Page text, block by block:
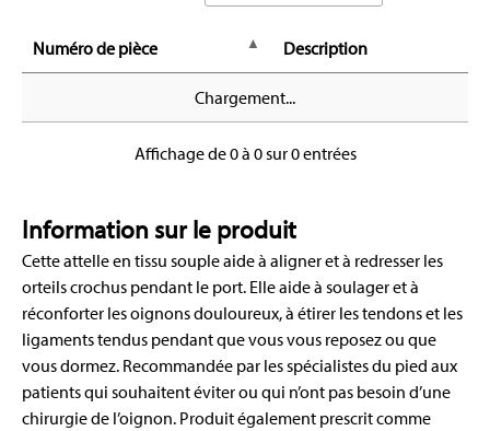
Numéro de pièce Description
Chargement...
Affichage de 0 à 0 sur 0 entrées
Information sur le produit
Cette attelle en tissu souple aide à aligner et à redresser les
orteils crochus pendant le port. Elle aide à soulager et à
réconforter les oignons douloureux, à étirer les tendons et les
ligaments tendus pendant que vous vous reposez ou que
vous dormez. Recommandée par les spécialistes du pied aux
patients qui souhaitent éviter ou qui n’ont pas besoin d’une
chirurgie de l’oignon. Produit également prescrit comme